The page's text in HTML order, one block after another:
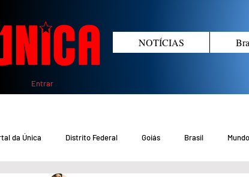
Entrar
NOTÍCIAS
da Única Distrito Federal Goiás Brasil Mundo